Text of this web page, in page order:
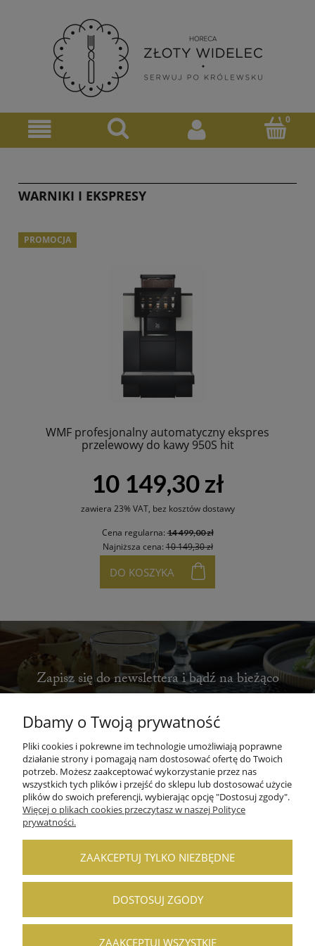
WARNIKI I EKSPRESY
WMF profesjonalny automatyczny ekspres
przelewowy do kawy 950S hit
10 149,30 zł
zawiera 23% VAT, bez kosztów dostawy
Cena regularna:14 499,00 zł
Najniższa cena:10 149,30 zł
DO KOSZYKA
PROMOCJA
Zapisz się do newslettera i bądź na bieżąco
ZAPISZ SIĘ
POMOC
MOJE KONTO
PŁATNOŚCI I DOSTAWA
Dbamy o Twoją prywatność
Pliki cookies i pokrewne im technologie umożliwiają poprawne
działanie strony i pomagają nam dostosować ofertę do Twoich
potrzeb. Możesz zaakceptować wykorzystanie przez nas
wszystkich tych plików i przejść do sklepu lub dostosować użycie
plików do swoich preferencji, wybierając opcję "Dostosuj zgody".
Więcej o plikach cookies przeczytasz w naszej Polityce
prywatności.
ZAAKCEPTUJ TYLKO NIEZBĘDNE
DOSTOSUJ ZGODY
ZAAKCEPTUJ WSZYSTKIE